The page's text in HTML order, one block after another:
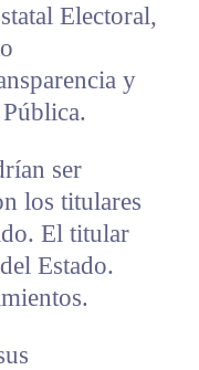
Electoral,
y
ser
los titulares
El titular
Estado.